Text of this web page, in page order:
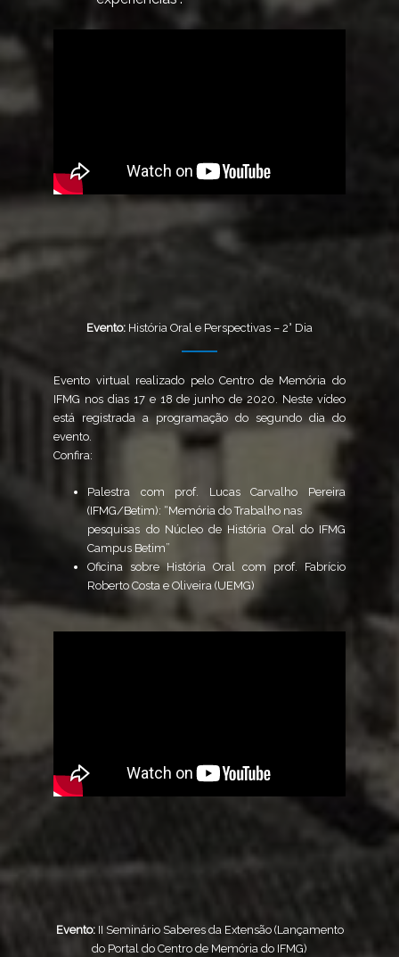
Evento: História Oral e Perspectivas – 2° Dia
Evento virtual realizado pelo Centro de Memória do
IFMG nos dias 17 e 18 de junho de 2020. Neste vídeo
está registrada a programação do segundo dia do
evento.
Confira:
Palestra com prof. Lucas Carvalho Pereira
(IFMG/Betim): “Memória do Trabalho nas
pesquisas do Núcleo de História Oral do IFMG
Campus Betim”
Oficina sobre História Oral com prof. Fabrício
Roberto Costa e Oliveira (UEMG)
Evento: II Seminário Saberes da Extensão (Lançamento
do Portal do Centro de Memória do IFMG)